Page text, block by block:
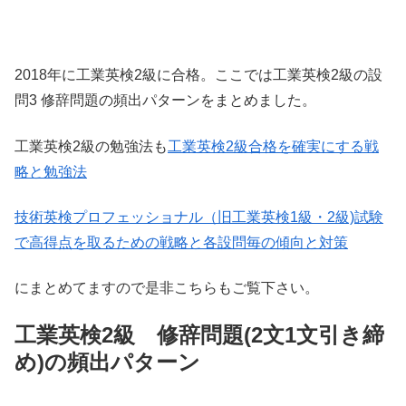
2018年に工業英検2級に合格。ここでは工業英検2級の設
問3 修辞問題の頻出パターンをまとめました。
工業英検2級の勉強法も工業英検2級合格を確実にする戦
略と勉強法
技術英検プロフェッショナル（旧工業英検1級・2級)試験
で高得点を取るための戦略と各設問毎の傾向と対策
にまとめてますので是非こちらもご覧下さい。
工業英検2級 修辞問題(2文1文引き締
め)の頻出パターン